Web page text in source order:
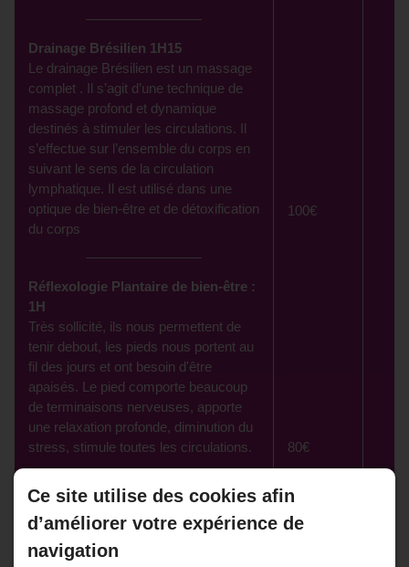
Drainage Brésilien 1H15
Le drainage Brésilien est un massage
complet . Il s’agit d’une technique de
massage profond et dynamique
destinés à stimuler les circulations. Il
s’effectue sur l’ensemble du corps en
suivant le sens de la circulation
lymphatique. Il est utilisé dans une
optique de bien-être et de détoxification
du corps
Réflexologie Plantaire de bien-être :
1H
Très sollicité, ils nous permettent de
tenir debout, les pieds nous portent au
fil des jours et ont besoin d'être
apaisés. Le pied comporte beaucoup
de terminaisons nerveuses, apporte
une relaxation profonde, diminution du
stress, stimule toutes les circulations.
100€
80€
Les massages visage
Massage
Ce site utilise des cookies afin
d’améliorer votre expérience de
navigation